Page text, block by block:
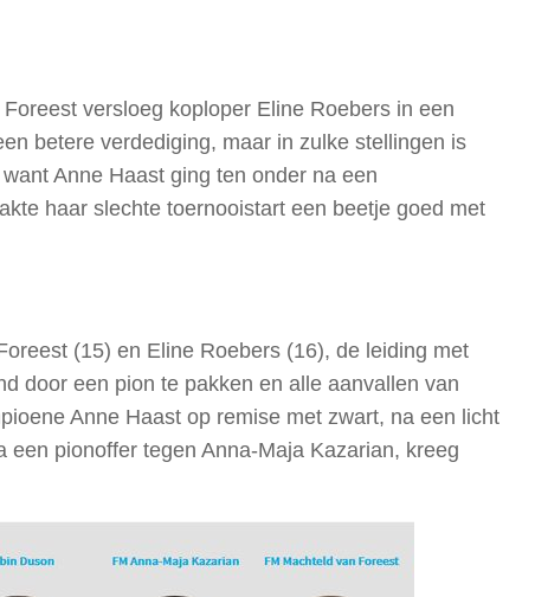
versloeg koploper Eline Roebers in een
betere verdediging, maar in zulke stellingen is
Anne Haast ging ten onder na een
haar slechte toernooistart een beetje goed met
(15) en Eline Roebers (16), de leiding met
door een pion te pakken en alle aanvallen van
Anne Haast op remise met zwart, na een licht
pionoffer tegen Anna-Maja Kazarian, kreeg